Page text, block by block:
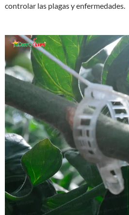
controlar las plagas y enfermedades.